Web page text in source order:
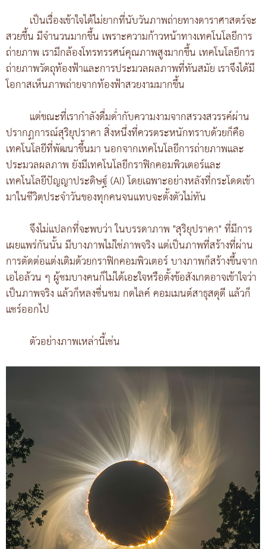
เป็นเรื่องเข้าใจได้ไม่ยากที่นับวันภาพถ่ายทางดาราศาสตร์จะ
สวยขึ้น มีจำนวนมากขึ้น เพราะความก้าวหน้าทางเทคโนโลยีการ
ถ่ายภาพ เรามีกล้องโทรทรรศน์คุณภาพสูงมากขึ้น เทคโนโลยีการ
ถ่ายภาพวัตถุท้องฟ้าและการประมวลผลภาพที่ทันสมัย เราจึงได้มี
โอกาสเห็นภาพถ่ายจากท้องฟ้าสวยงามมากขึ้น
แต่ขณะที่เรากำลังดื่มด่ำกับความงามจากสรวงสวรรค์ผ่าน
ปรากฏการณ์สุริยุปราคา สิ่งหนึ่งที่ควรตระหนักทราบด้วยก็คือ
เทคโนโลยีที่พัฒนาขึ้นมา นอกจากเทคโนโลยีการถ่ายภาพและ
ประมวลผลภาพ ยังมีเทคโนโลยีกราฟิกคอมพิวเตอร์และ
เทคโนโลยีปัญญาประดิษฐ์ (AI) โดยเฉพาะอย่างหลังที่กระโดดเข้า
มาในชีวิตประจำวันของทุกคนจนแทบจะตั้งตัวไม่ทัน
จึงไม่แปลกที่จะพบว่า ในบรรดาภาพ "สุริยุปราคา" ที่มีการ
เผยแพร่กันนั้น มีบางภาพไม่ใช่ภาพจริง แต่เป็นภาพที่สร้างที่ผ่าน
การตัดต่อแต่งเติมด้วยกราฟิกคอมพิวเตอร์ บางภาพก็สร้างขึ้นจาก
เอไอล้วน ๆ ผู้ชมบางคนก็ไม่ได้เอะใจหรือตั้งข้อสังเกตอาจเข้าใจว่า
เป็นภาพจริง แล้วก็หลงชื่นชม กดไลค์ คอมเมนต์สาธุสดุดี แล้วก็
แชร์ออกไป
ตัวอย่างภาพเหล่านี้เช่น